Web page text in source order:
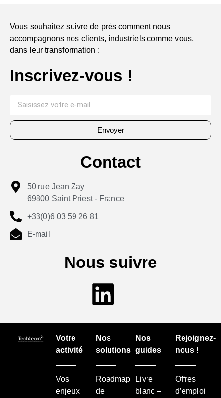
Vous souhaitez suivre de près comment nous
accompagnons nos clients, industriels comme vous,
dans leur transformation :
Inscrivez-vous !
Envoyer
Contact
50 rue Jean Zay
69800 Saint Priest - France
+33(0)6 03 59 26 81
E-mail
Nous suivre
Votre
activité
Vos
enjeux
Nos
solutions
Roadmap
de
Nos
guides
Livre
blanc –
Rejoignez-
nous !
Offres
d’emploi